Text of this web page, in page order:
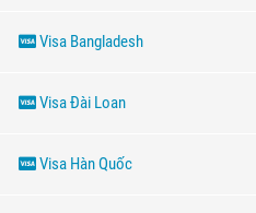
Visa Bangladesh
Visa Đài Loan
Visa Hàn Quốc